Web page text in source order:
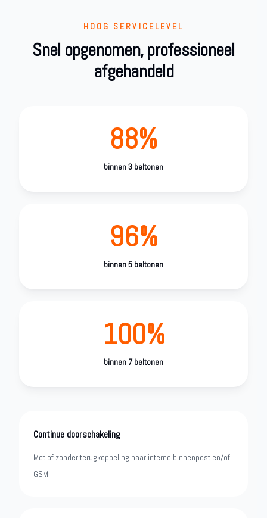
HOOG SERVICELEVEL
Snel opgenomen, professioneel
afgehandeld
88%
binnen 3 beltonen
96%
binnen 5 beltonen
100%
binnen 7 beltonen
Continue doorschakeling
Met of zonder terugkoppeling naar interne binnenpost en/of
GSM.